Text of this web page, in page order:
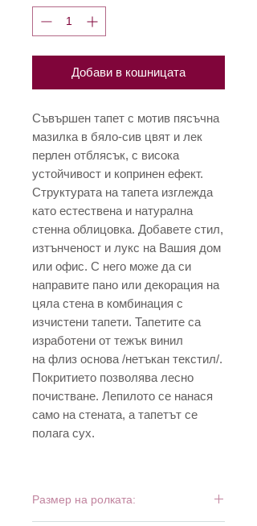
Добави в кошницата
Съвършен тапет с мотив пясъчна
мазилка в бяло-сив цвят и лек
перлен отблясък, с висока
устойчивост и копринен ефект.
Структурата на тапета изглежда
като естествена и натурална
стенна облицовка. Добавете стил,
изтънченост и лукс на Вашия дом
или офис. С него може да си
направите пано или декорация на
цяла стена в комбинация с
изчистени тапети. Тапетите са
изработени от тежък винил
на флиз основа /нетъкан текстил/.
Покритието позволява лесно
почистване. Лепилото се нанася
само на стената, а тапетът се
полага сух.
Размер на ролката: